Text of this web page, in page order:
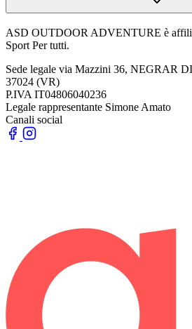
ASD OUTDOOR ADVENTURE è
Sport Per tutti.
Sede legale via Mazzini 36, NEGRAR
37024 (VR)
P.IVA IT04806040236
Legale rappresentante Simone Amato
Canali social